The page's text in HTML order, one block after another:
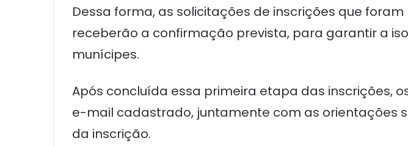
Dessa forma, as solicitações de inscrições que
receberão a confirmação prevista, para garantir a
munícipes.
Após concluída essa primeira etapa das inscrições,
e-mail cadastrado, juntamente com as orientações
da inscrição.